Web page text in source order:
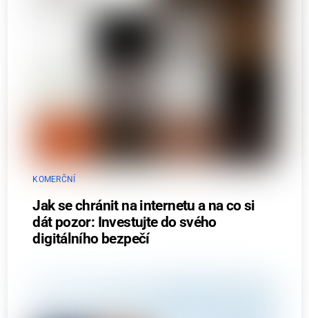
KOMERČNÍ
Jak se chránit na internetu a na co si
dát pozor: Investujte do svého
digitálního bezpečí